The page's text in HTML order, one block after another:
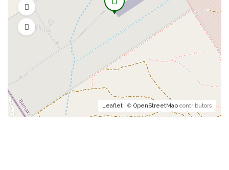
Leaflet | © OpenStreetMap contributors